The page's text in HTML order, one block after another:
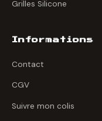
Grilles Silicone
Informations
Contact
CGV
Suivre mon colis